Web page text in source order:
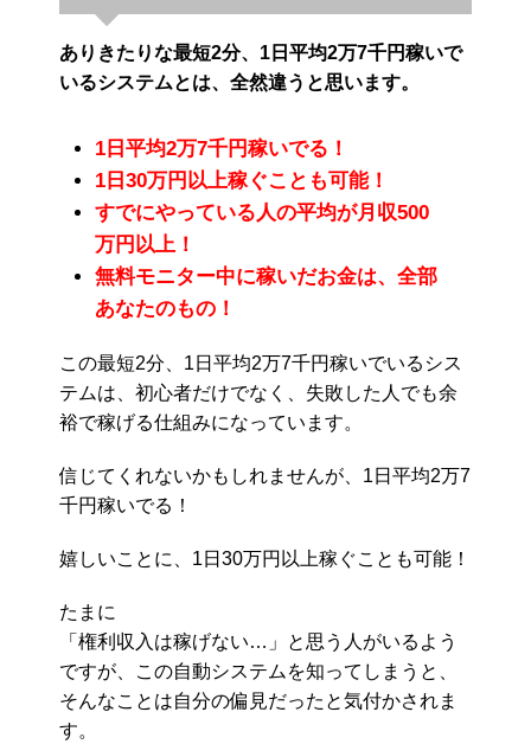
ありきたりな最短2分、1日平均2万7千円稼いで
いるシステムとは、全然違うと思います。
1日平均2万7千円稼いでる！
1日30万円以上稼ぐことも可能！
すでにやっている人の平均が月収500
万円以上！
無料モニター中に稼いだお金は、全部
あなたのもの！
この最短2分、1日平均2万7千円稼いでいるシス
テムは、初心者だけでなく、失敗した人でも余
裕で稼げる仕組みになっています。
信じてくれないかもしれませんが、1日平均2万7
千円稼いでる！
嬉しいことに、1日30万円以上稼ぐことも可能！
たまに
「権利収入は稼げない…」と思う人がいるよう
ですが、この自動システムを知ってしまうと、
そんなことは自分の偏見だったと気付かされま
す。